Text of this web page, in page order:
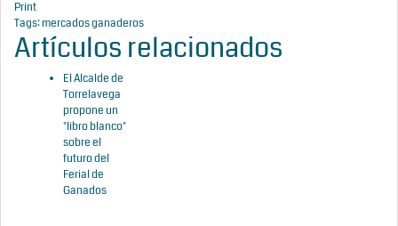
Print
Tags:mercados ganaderos
Artículos relacionados
El Alcalde de
Torrelavega
propone un
"libro blanco"
sobre el
futuro del
Ferial de
Ganados